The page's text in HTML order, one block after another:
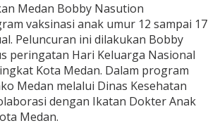
Medan Bobby Nasution
vaksinasi anak umur 12 sampai 17
Peluncuran ini dilakukan Bobby
peringatan Hari Keluarga Nasional
Kota Medan. Dalam program
Medan melalui Dinas Kesehatan
dengan Ikatan Dokter Anak
Medan.